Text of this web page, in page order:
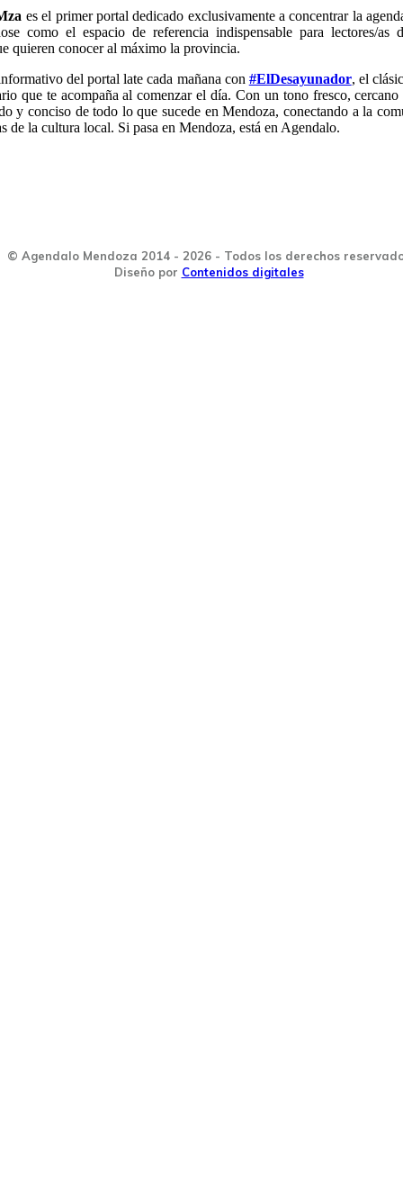
es el primer portal dedicado exclusivamente a concentrar la
como el espacio de referencia indispensable para lectores/as
quieren conocer al máximo la provincia.
del portal late cada mañana con #ElDesayunador, el
que te acompaña al comenzar el día. Con un tono fresco,
y conciso de todo lo que sucede en Mendoza, conectando a la
de la cultura local. Si pasa en Mendoza, está en Agendalo.
© Agendalo Mendoza 2014 - 2026 - Todos los derechos
Diseño por Contenidos digitales